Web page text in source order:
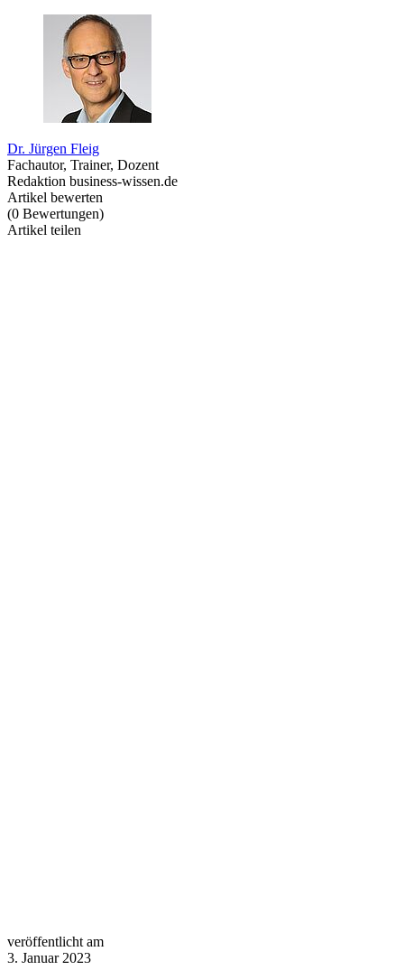
Dr. Jürgen Fleig
Fachautor, Trainer, Dozent
Redaktion business-wissen.de
Artikel bewerten
(0 Bewertungen)
Artikel teilen
veröffentlicht am
3. Januar 2023